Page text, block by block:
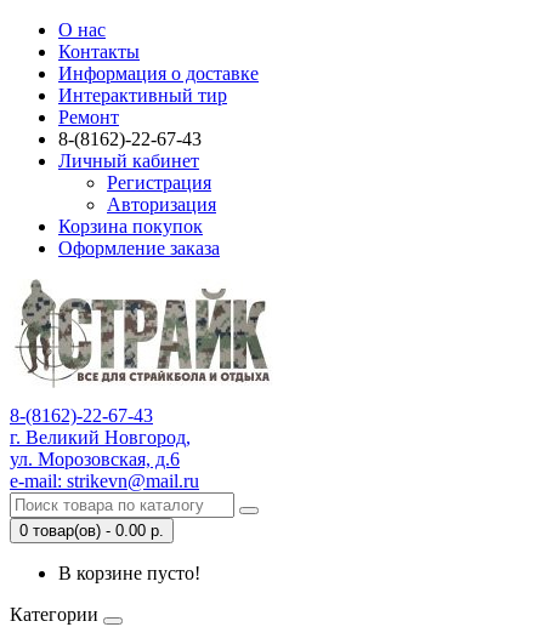
О нас
Контакты
Информация о доставке
Интерактивный тир
Ремонт
8-(8162)-22-67-43
Личный кабинет
Регистрация
Авторизация
Корзина покупок
Оформление заказа
8-(8162)-22-67-43
г. Великий Новгород,
ул. Морозовская, д.6
e-mail: strikevn@mail.ru
0 товар(ов) - 0.00 р.
В корзине пусто!
Категории